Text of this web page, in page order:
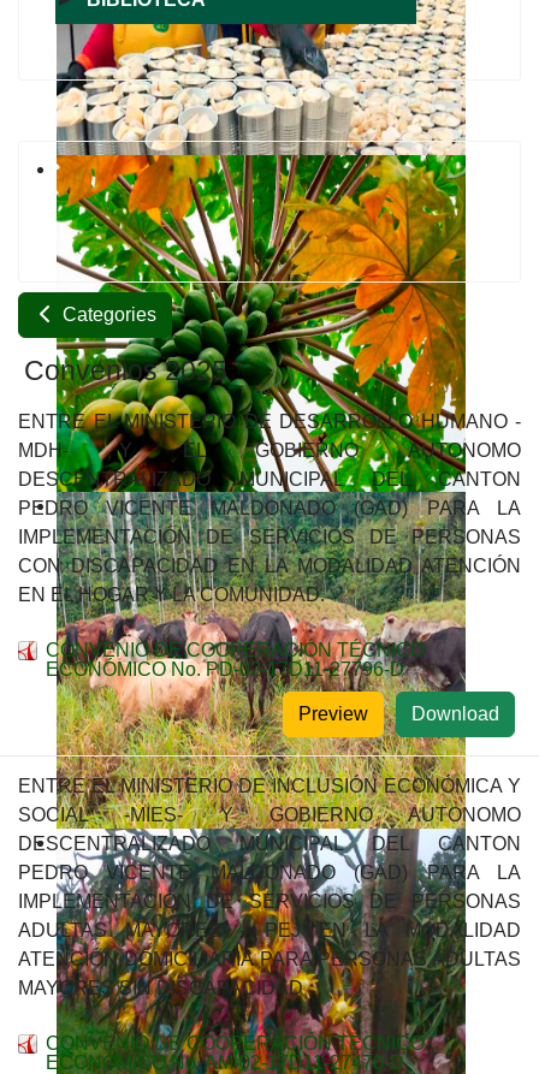
Categories
Convenios 2025
ENTRE EL MINISTERIO DE DESARROLLO HUMANO -
MDH- Y EL GOBIERNO AUTONOMO
DESCENTRALIZADO MUNICIPAL DEL CANTON
PEDRO VICENTE MALDONADO (GAD) PARA LA
IMPLEMENTACIÓN DE SERVICIOS DE PERSONAS
CON DISCAPACIDAD EN LA MODALIDAD ATENCIÓN
EN EL HOGAR Y LA COMUNIDAD.
CONVENIO DE COOPERACIÓN TÉCNICO
ECONÓMICO No. PD-02-17D11-27796-D
Download
Preview
ENTRE EL MINISTERIO DE INCLUSIÓN ECONÓMICA Y
SOCIAL -MIES- Y GOBIERNO AUTONOMO
DESCENTRALIZADO MUNICIPAL DEL CANTON
PEDRO VICENTE MALDONADO (GAD) PARA LA
IMPLEMENTACIÓN DE SERVICIOS DE PERSONAS
ADULTAS MAYORES - PEJ EN LA MODALIDAD
ATENCIÓN DOMICILIARIA PARA PERSONAS ADULTAS
MAYORES SIN DISCAPACIDAD
CONVENIO DE COOPERACIÓN TÉCNICO
ECONÓMICO No. AM-02-17D11-27470-D